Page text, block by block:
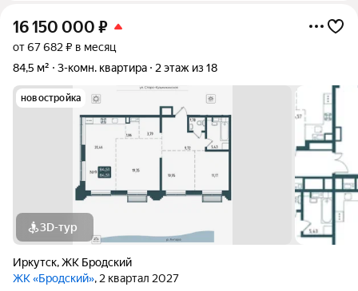
16 150 000 ₽
от 67 682 ₽ в месяц
84,5 м²
3-комн. квартира 2 этаж из 18
новостройка
3D-тур
Иркутск,ЖК Бродский
ЖК «Бродский», 2 квартал 2027